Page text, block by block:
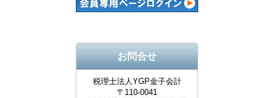
お問合せ
税理士法人YGP金子会計
〒110-0041